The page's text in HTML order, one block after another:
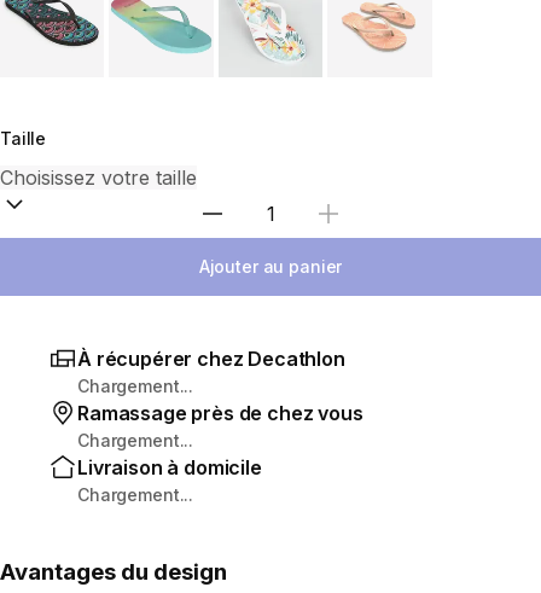
Taille
Sélectionnez la quantité
Ajouter au panier
À récupérer chez Decathlon
Chargement...
Ramassage près de chez vous
Chargement...
Livraison à domicile
Chargement...
Avantages du design